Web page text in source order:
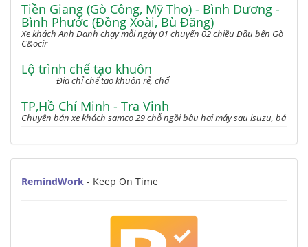
Tiền Giang (Gò Công, Mỹ Tho) - Bình Dương -
Bình Phước (Đồng Xoài, Bù Đăng)
Xe khách Anh Danh chạy mỗi ngày 01 chuyến 02 chiều Đầu bến Gò
C&ocir
Lộ trình chế tạo khuôn
Địa chỉ chế tạo khuôn rẻ, chấ
TP,Hồ Chí Minh - Tra Vinh
Chuyên bán xe khách samco 29 chỗ ngồi bầu hơi máy sau isuzu, bá
RemindWork - Keep On Time